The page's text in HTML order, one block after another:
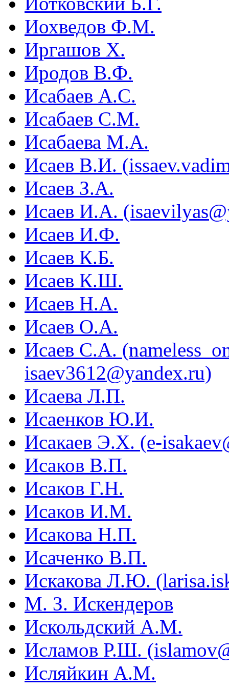
Иохведов Ф.М.
Иргашов X.
Иродов В.Ф.
Исабаев А.С.
Исабаев С.М.
Исабаева М.А.
Исаев В.И.
Исаев З.А.
Исаев И.А.
Исаев И.Ф.
Исаев К.Б.
Исаев К.Ш.
Исаев Н.А.
Исаев О.А.
Исаев С.А.
isaev3612@yandex.ru)
Исаева Л.П.
Исаенков Ю.И.
Исакаев Э.Х. (e-
Исаков В.П.
Исаков Г.Н.
Исаков И.М.
Исакова Н.П.
Исаченко В.П.
Искакова Л.Ю.
М. З. Искендеров
Искольдский А.М.
Исламов Р.Ш.
Исляйкин А.М.